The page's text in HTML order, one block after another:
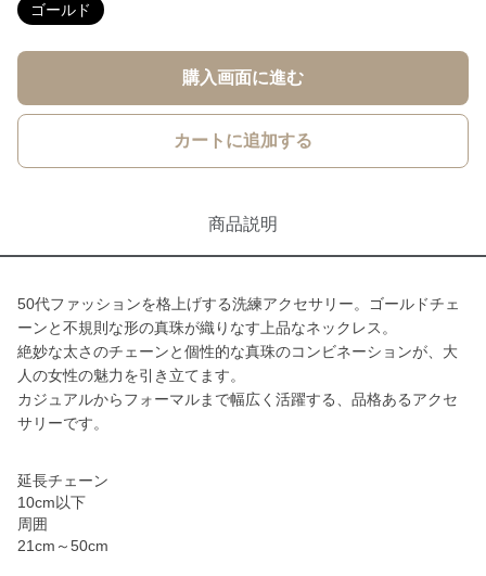
ゴールド
購入画面に進む
カートに追加する
商品説明
50代ファッションを格上げする洗練アクセサリー。ゴールドチェ
ーンと不規則な形の真珠が織りなす上品なネックレス。
絶妙な太さのチェーンと個性的な真珠のコンビネーションが、大
人の女性の魅力を引き立てます。
カジュアルからフォーマルまで幅広く活躍する、品格あるアクセ
サリーです。
延長チェーン
10cm以下
周囲
21cm～50cm